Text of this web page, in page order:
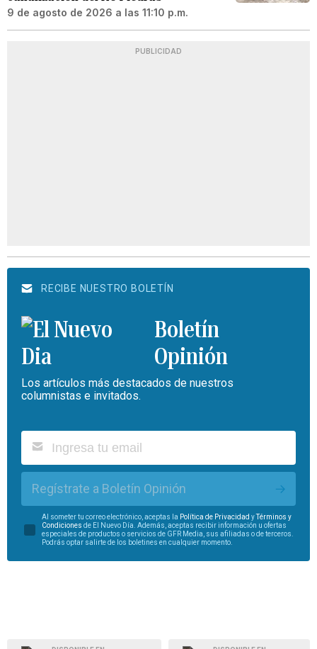
9 de agosto de 2026 a las 11:10 p.m.
PUBLICIDAD
RECIBE NUESTRO BOLETÍN
Boletín
Opinión
Los artículos más destacados de nuestros
columnistas e invitados.
Regístrate a Boletín Opinión
Al someter tu correo electrónico, aceptas la Política de Privacidad y
Términos y
Condiciones de El Nuevo Día. Además, aceptas recibir información u ofertas
especiales de productos o servicios de GFR Media, sus afiliadas o de terceros.
Podrás optar salirte de los boletines en cualquier momento.